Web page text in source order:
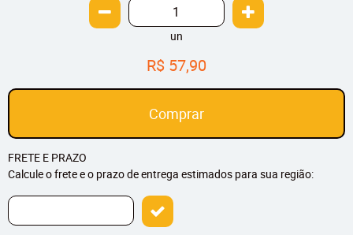
un
R$ 57,90
Comprar
FRETE E PRAZO
Calcule o frete e o prazo de entrega estimados para sua região: